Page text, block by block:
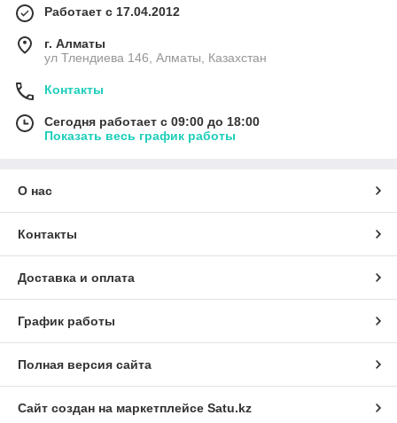
Работает с 17.04.2012
г. Алматы
ул Тлендиева 146, Алматы, Казахстан
Контакты
Сегодня работает с 09:00 до 18:00
Показать весь график работы
О нас
Контакты
Доставка и оплата
График работы
Полная версия сайта
Сайт создан на маркетплейсе Satu.kz